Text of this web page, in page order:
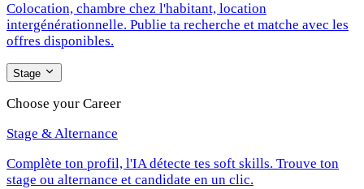
Colocation, chambre chez l'habitant, location
intergénérationnelle. Publie ta recherche et matche avec les
offres disponibles.
Stage
Choose your Career
Stage & Alternance
Complète ton profil, l'IA détecte tes soft skills. Trouve ton
stage ou alternance et candidate en un clic.